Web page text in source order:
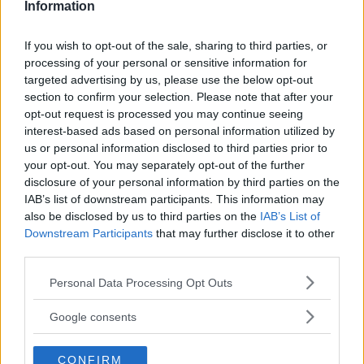
Information
If you wish to opt-out of the sale, sharing to third parties, or
processing of your personal or sensitive information for
targeted advertising by us, please use the below opt-out
section to confirm your selection. Please note that after your
opt-out request is processed you may continue seeing
interest-based ads based on personal information utilized by
us or personal information disclosed to third parties prior to
your opt-out. You may separately opt-out of the further
disclosure of your personal information by third parties on the
IAB’s list of downstream participants. This information may
also be disclosed by us to third parties on the IAB’s List of
Downstream Participants that may further disclose it to other
Please note that this website/app uses one or more Google
not limited to your visit or usage behaviour. You may click to
use your data for below specified purposes in below Google
Personal Data Processing Opt Outs
Google consents
CONFIRM
Nästa vecka blir det gästspel på
Mälarhöjdens Friluftsteater. […]
Publicerad 07:08, 7 augusti 2026
Annons:
Elsparkcyklister till sjukhus
efter olycka
På onsdagskvällen körde en elsparkcykel in
Alice, 17, sätter upp egen